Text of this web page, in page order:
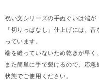
祝い文シリーズの手ぬぐいは端
「切りっぱなし」仕上げには、
っています。
端を縫っていないため乾きが早く
また簡単に手で裂けるので、応
状態でご使用ください。